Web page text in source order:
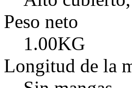
Peso neto
1.00KG
Longitud de la